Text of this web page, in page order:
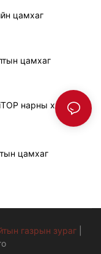
цамхаг
цамхаг
нарны хяналтын
цамхаг
газрын зураг